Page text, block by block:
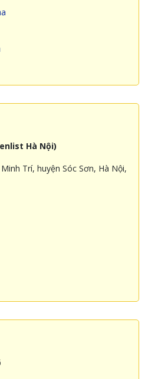
Hà Nội)
Trí, huyện Sóc Sơn, Hà Nội,